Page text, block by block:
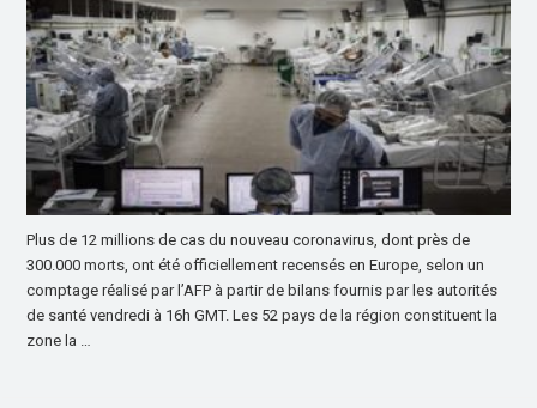
Plus de 12 millions de cas du nouveau coronavirus, dont près de
300.000 morts, ont été officiellement recensés en Europe, selon un
comptage réalisé par l’AFP à partir de bilans fournis par les autorités
de santé vendredi à 16h GMT. Les 52 pays de la région constituent la
zone la …